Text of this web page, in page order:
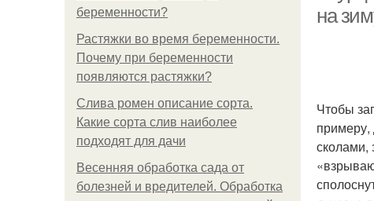
беременности?
Растяжки во время беременности.
Почему при беременности
появляются растяжки?
Слива ромен описание сорта.
Какие сорта слив наиболее
подходят для дачи
Весенняя обработка сада от
болезней и вредителей. Обработка
на
Чтобы
примеру,
сколами,